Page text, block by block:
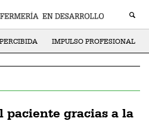
IMPULSO PROFESIONAL
paciente gracias a la